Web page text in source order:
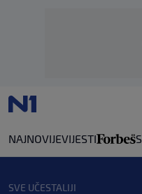
NAJNOVIJEVIJESTI
SVE UČESTALIJI